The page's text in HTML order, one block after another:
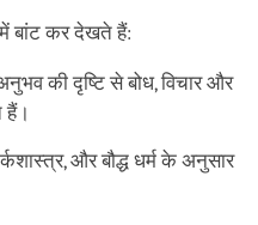
में बांट कर देखते हैं:
अनुभव की दृष्टि से बोध, विचार और
हैं।
और बौद्ध धर्म के अनुसार